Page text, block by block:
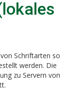
Schriftarten so
werden. Die
zu Servern von